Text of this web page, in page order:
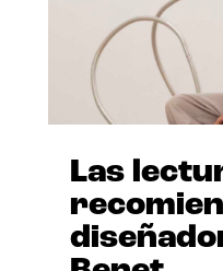
Las